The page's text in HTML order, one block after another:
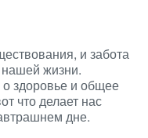
и забота
жизни.
здоровье и общее
что делает нас
дне.